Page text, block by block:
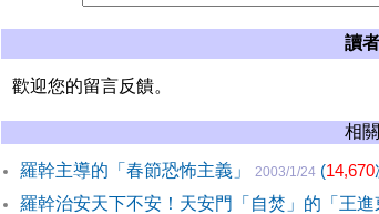
讀
歡迎您的留言反饋。
相
羅幹主導的「春節恐怖主義」 2003/1/24 (14,670
羅幹治安天下不安！天安門「自焚」的「王進